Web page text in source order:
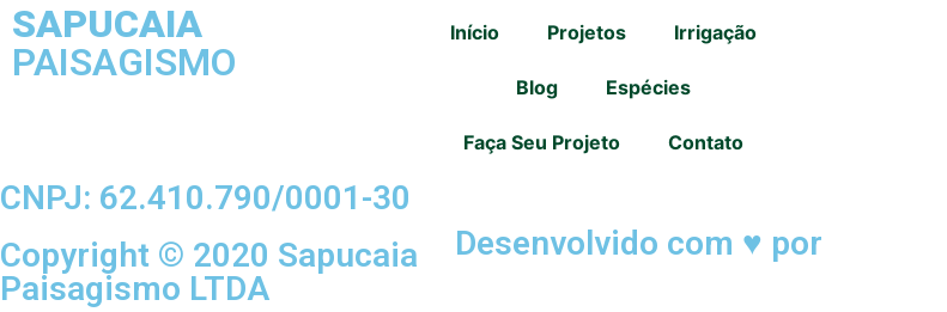
SAPUCAIA
PAISAGISMO
Início Projetos Irrigação
Blog Espécies
Faça Seu Projeto Contato
CNPJ: 62.410.790/0001-30
Copyright © 2020 Sapucaia
Paisagismo LTDA
Desenvolvido com ♥ por